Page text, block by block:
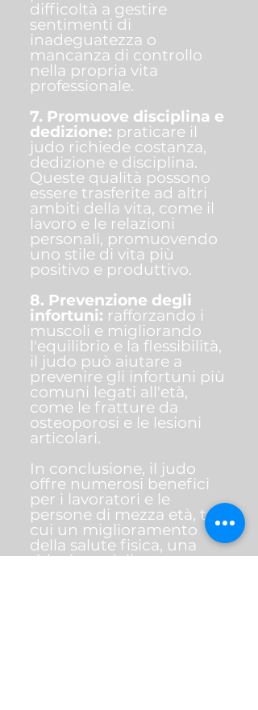
difficoltà a gestire
sentimenti di
inadeguatezza o
mancanza di controllo
nella propria vita
professionale.
7. Promuove disciplina e
dedizione: praticare il
judo richiede costanza,
dedizione e disciplina.
Queste qualità possono
essere trasferite ad altri
ambiti della vita, come il
lavoro e le relazioni
personali, promuovendo
uno stile di vita più
positivo e produttivo.
8. Prevenzione degli
infortuni: rafforzando i
muscoli e migliorando
l'equilibrio e la flessibilità,
il judo può aiutare a
prevenire gli infortuni più
comuni legati all'età,
come le fratture da
osteoporosi e le lesioni
articolari.
In conclusione, il judo
offre numerosi benefici
per i lavoratori e le
persone di mezza età, tra
cui un miglioramento
della salute fisica, una
riduzione dello stress, un